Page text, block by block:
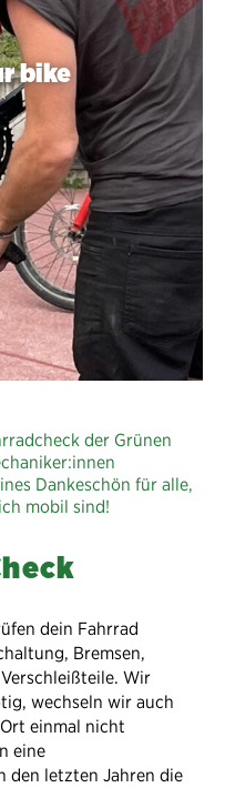
bike
der Grünen
Dankeschön für alle,
mobil sind!
dein Fahrrad
Bremsen,
Wir
wechseln wir auch
einmal nicht
eine
den letzten Jahren die